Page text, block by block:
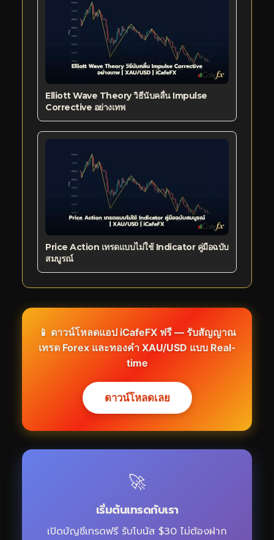
Elliott Wave Theory วิธีนับคลื่น Impulse
Corrective อย่างเทพ
Price Action เทรดแบบไม่ใช้ Indicator คู่มือฉบับ
สมบูรณ์
📱 ดาวน์โหลดแอป iCafeFX ฟรี — รับสัญญาณ
เทรด Forex และทองคำ XAU/USD แบบ Real-
time
ดาวน์โหลดเลย
🚀
เริ่มต้นเทรดกับเรา
เปิดบัญชีเทรดฟรี รับโบนัส $30 ไม่ต้องฝาก